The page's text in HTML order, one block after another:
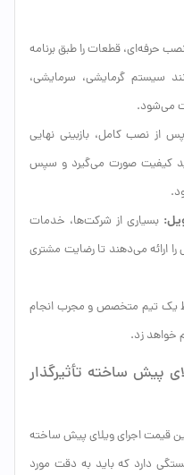
حرفه‌ای، قطعات را طبق برنامه
سیستم گرمایشی، سرمایشی،
می‌شود.
پس از نصب کامل، بازبینی نهایی
کیفیت صورت می‌گیرد و سپس
بسیاری از شرکت‌ها، خدمات
ارائه می‌دهند تا رضایت مشتری
یک تیم متخصص و مجرب انجام
خواهد زد.
پیش ساخته تأثیرگذار
قیمت اجرای ویلای پیش ساخته
دارد که باید به دقت مورد